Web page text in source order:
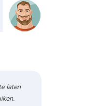
laten